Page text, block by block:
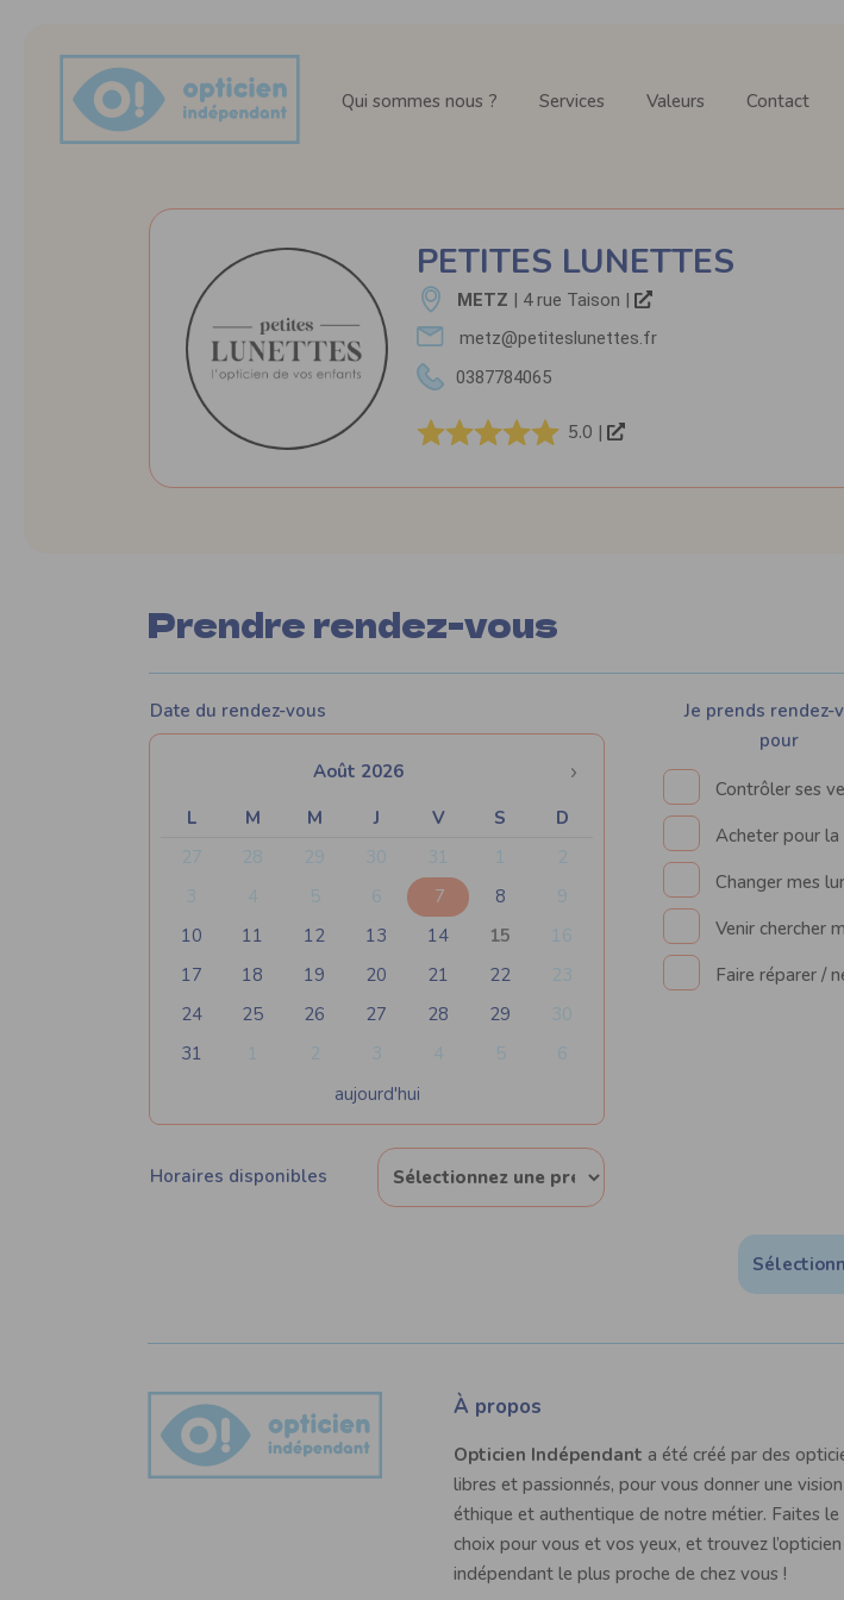
Qui sommes nous ? Services Valeurs Contact
PETITES LUNETTES
METZ | 4 rue Taison |
metz@petiteslunettes.fr
0387784065
5.0 |
Prendre rendez-vous
Date du rendez-vous
Août 2026
L
M M J V S
D
27
28 29 30 31 1
2
3
4 5 6 7 8
9
10
11 12 13 14 15
16
17
18 19 20 21 22
23
24
25 26 27 28 29
30
31
1 2 3 4 5
6
aujourd'hui
Horaires disponibles
Je prends rendez-
pour
Contrôler ses
Acheter pour la
Changer mes
Venir chercher
Faire réparer /
À propos
Opticien Indépendant a été créé par des
libres et passionnés, pour vous donner une
éthique et authentique de notre métier. Faites
choix pour vous et vos yeux, et trouvez l’opticien
indépendant le plus proche de chez vous !